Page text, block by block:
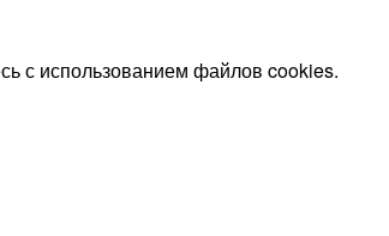
с использованием файлов cookies.